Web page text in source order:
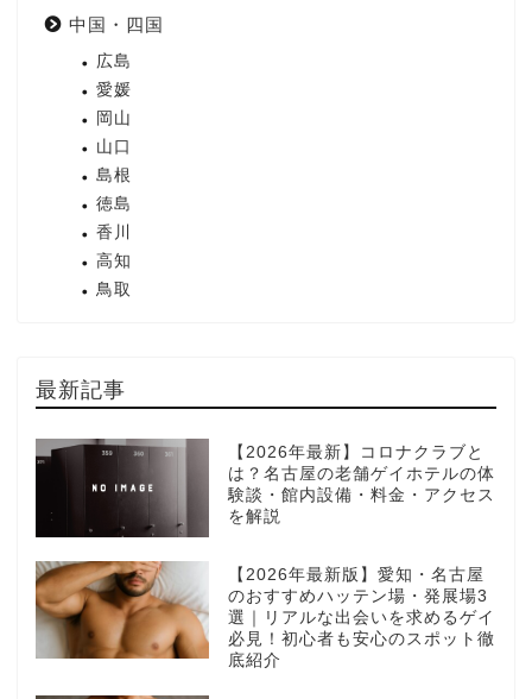
中国・四国
広島
愛媛
岡山
山口
島根
徳島
香川
高知
鳥取
最新記事
【2026年最新】コロナクラブと
は？名古屋の老舗ゲイホテルの体
験談・館内設備・料金・アクセス
を解説
【2026年最新版】愛知・名古屋
のおすすめハッテン場・発展場3
選｜リアルな出会いを求めるゲイ
必見！初心者も安心のスポット徹
底紹介